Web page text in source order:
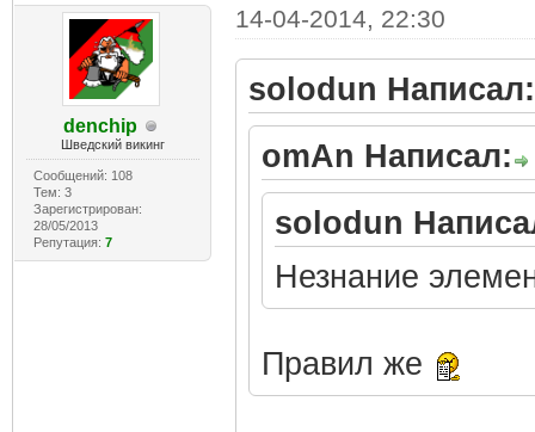
denchip
Шведский викинг
Сообщений: 108
Тем: 3
Зарегистрирован:
28/05/2013
Репутация: 7
14-04-2014, 22:30
solodun Написал:
omAn Написал:
solodun
Незнание
Правил же